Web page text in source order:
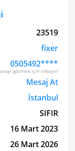
23519
fixer
0505492****
görmek için tıklayın
Mesaj At
İstanbul
SIFIR
16 Mart 2023
26 Mart 2026